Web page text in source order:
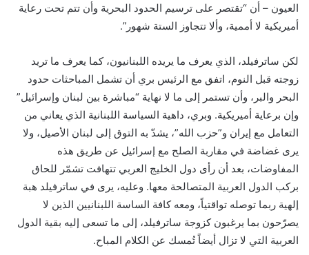
العيون – أن “تقتصر على ترسيم الحدود البحرية وأن تتم تحت رعاية
أميريكية لا أممية، وألا تتجاوز الستة شهور”.
لكن ساترفيلد، الذي يعرف ما يريده اللبنانيون، كما يعرف ما تريد
زوجته قبل النوم، اتفق مع الرئيس بري أن تشمل المباحثات حدود
البحر والبر، وأن تستمر إلى ما لا نهاية “مباشرة بين لبنان وإسرائيل”
وإن برعاية أميريكية. وبري، داهية السياسة اللبنانية الذي يعاني من
التعامل مع إيران و”حزب الله”، يشدّ به التوق إلى لبنان الأصيل، ولا
يرى غضاضة في مقاربة الصلح مع إسرائيل عن طريق هذه
المفاوضات، بعد أن رأى دول الخليج العربي تتهافت تشمّر للحاق
بركب الدول العربية المتصالحة معها. وعليه، يرى في ساترفيلد هبة
إلهية ربما توصله تواقتياً، ومعه كافة الساسة اللبنانيين الذين لا
يصرّحون بما يرغبون كزوجة ساترفيلد، إلى ما تسعى إليه بقية الدول
العربية التي لا تزال أيضاً تُمسك عن الكلام المباح.